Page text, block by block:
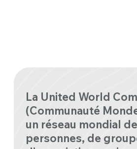
La United World
(Communauté
un réseau mondial de
personnes, de